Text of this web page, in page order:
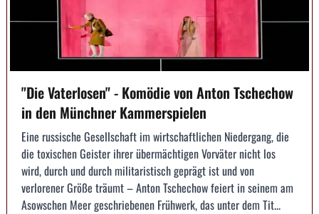
"Die Vaterlosen" - Komödie von Anton Tschechow
in den Münchner Kammerspielen
Eine russische Gesellschaft im wirtschaftlichen Niedergang, die
die toxischen Geister ihrer übermächtigen Vorväter nicht los
wird, durch und durch militaristisch geprägt ist und von
verlorener Größe träumt – Anton Tschechow feiert in seinem am
Asowschen Meer geschriebenen Frühwerk, das unter dem Tit...